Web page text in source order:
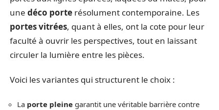
une déco porte résolument contemporaine. Les
portes vitrées, quant à elles, ont la cote pour leur
faculté à ouvrir les perspectives, tout en laissant
circuler la lumière entre les pièces.
Voici les variantes qui structurent le choix :
La porte pleine garantit une véritable barrière contre